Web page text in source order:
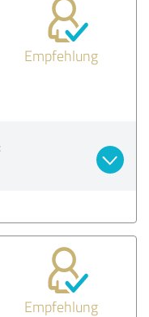
Empfehlung
Empfehlung